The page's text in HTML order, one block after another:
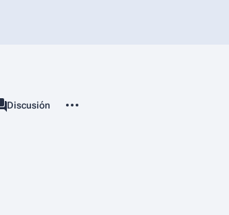
associated-pages
Página
Discusión